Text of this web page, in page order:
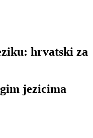
hrvatski za
jezicima